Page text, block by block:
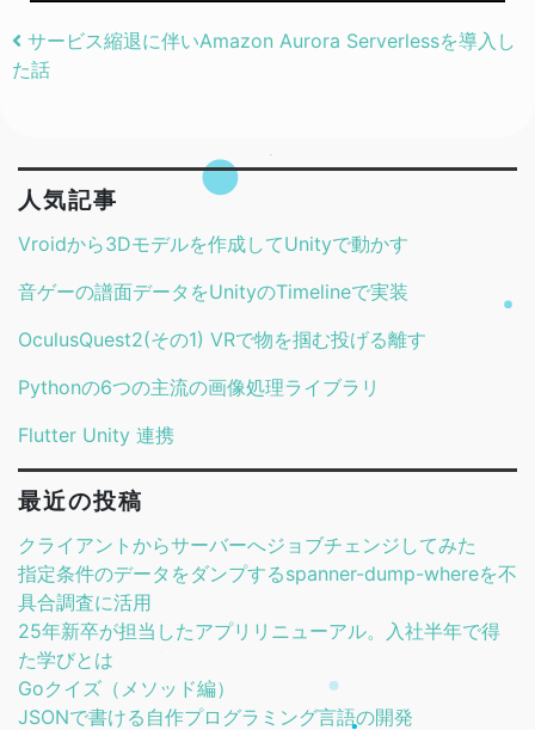
Post navigation
サービス縮退に伴いAmazon Aurora Serverlessを導入し
た話
人気記事
Vroidから3Dモデルを作成してUnityで動かす
音ゲーの譜面データをUnityのTimelineで実装
OculusQuest2(その1) VRで物を掴む投げる離す
Pythonの6つの主流の画像処理ライブラリ
Flutter Unity 連携
最近の投稿
クライアントからサーバーへジョブチェンジしてみた
指定条件のデータをダンプするspanner-dump-whereを不
具合調査に活用
25年新卒が担当したアプリリニューアル。入社半年で得
た学びとは
Goクイズ（メソッド編）
JSONで書ける自作プログラミング言語の開発